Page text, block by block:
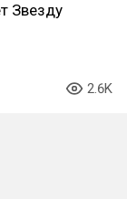
Звезду
2.6K